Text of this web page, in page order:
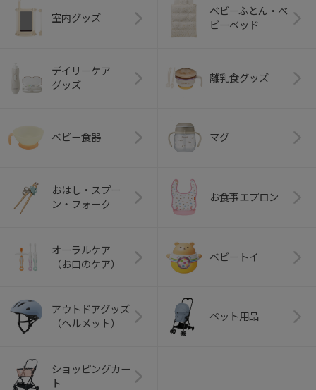
室内グッズ
ベビーふとん・ベ
ビーベッド
デイリーケア
グッズ
離乳食グッズ
ベビー食器 マグ
おはし・スプー
ン・フォーク
お食事エプロン
オーラルケア
（お口のケア）
ベビートイ
アウトドアグッズ
（ヘルメット）
ペット用品
ショッピングカー
ト